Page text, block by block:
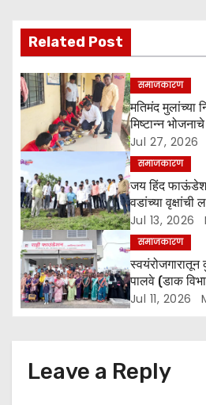
v
i
g
a
t
i
o
n
Related Post
समाजकारण
मतिमंद मुलांच्या
मिष्टान्न
Jul 27, 2026
समाजकारण
जय हिंद
वडांच्या वृक्षांची
Jul 13, 2026
समाजकारण
पालवे (डाक
Jul 11, 2026
Leave a Reply